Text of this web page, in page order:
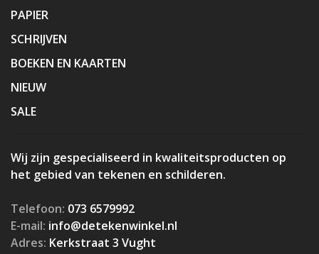
PAPIER
SCHRIJVEN
BOEKEN EN KAARTEN
NIEUW
SALE
Wij zijn gespecialiseerd in kwaliteitsproducten op
het gebied van tekenen en schilderen.
Telefoon: 073 6579992
E-mail: info@detekenwinkel.nl
Adres: Kerkstraat 3 Vught